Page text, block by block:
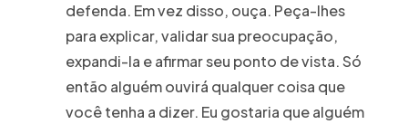
defenda. Em vez disso, ouça. Peça-lhes
para explicar, validar sua preocupação,
expandi-la e afirmar seu ponto de vista. Só
então alguém ouvirá qualquer coisa que
você tenha a dizer. Eu gostaria que alguém